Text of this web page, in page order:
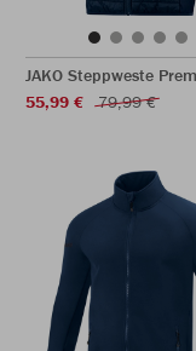
JAKO Steppweste
55,99 €
79,99 €